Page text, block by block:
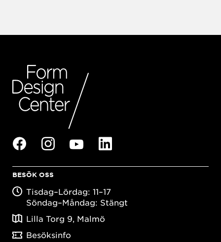
BESÖK OSS
Tisdag–Lördag: 11–17
Söndag–Måndag: Stängt
Lilla Torg 9, Malmö
Besöksinfo